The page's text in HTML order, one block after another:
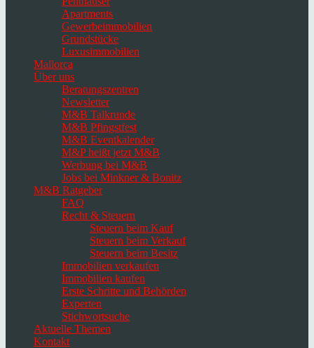
Apartments
Gewerbeimmobilien
Grundstücke
Luxusimmobilien
Mallorca
Über uns
Beratungszentren
Newsletter
M&B Talkrunde
M&B Pfingstfest
M&B Eventkalender
M&P heißt jetzt M&B
Werbung bei M&B
Jobs bei Minkner & Bonitz
M&B Ratgeber
FAQ
Recht & Steuern
Steuern beim Kauf
Steuern beim Verkauf
Steuern beim Besitz
Immobilien verkaufen
Immobilien kaufen
Erste Schritte und Behörden
Experten
Stichwortsuche
Aktuelle Themen
Kontakt